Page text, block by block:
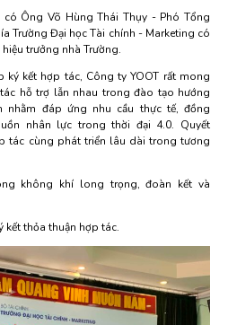
Ông Võ Hùng Thái Thụy - Phó Tổng
Trường Đại học Tài chính - Marketing có
trưởng nhà Trường.
kết hợp tác, Công ty YOOT rất mong
hỗ trợ lẫn nhau trong đào tạo hướng
nhằm đáp ứng nhu cầu thực tế, đồng
nhân lực trong thời đại 4.0. Quyết
tác cùng phát triển lâu dài trong tương
không khí long trọng, đoàn kết và
kết thỏa thuận hợp tác.